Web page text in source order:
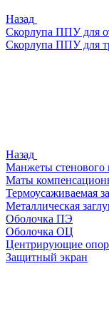
Назад
Скорлупа ППУ для
Скорлупа ППУ для
Назад
Манжеты стенового
Маты
Термоусаживаемая
Металлическая
Оболочка ПЭ
Оболочка ОЦ
Центрирующие
Защитный экран